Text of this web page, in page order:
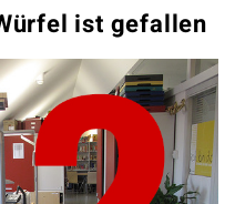
ist gefallen